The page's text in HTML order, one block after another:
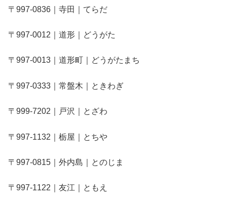
〒997-0836｜寺田｜てらだ
〒997-0012｜道形｜どうがた
〒997-0013｜道形町｜どうがたまち
〒997-0333｜常盤木｜ときわぎ
〒999-7202｜戸沢｜とざわ
〒997-1132｜栃屋｜とちや
〒997-0815｜外内島｜とのじま
〒997-1122｜友江｜ともえ